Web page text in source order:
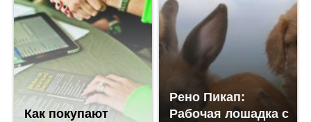
Как покупают
Рено Пикап:
Рабочая лошадка с